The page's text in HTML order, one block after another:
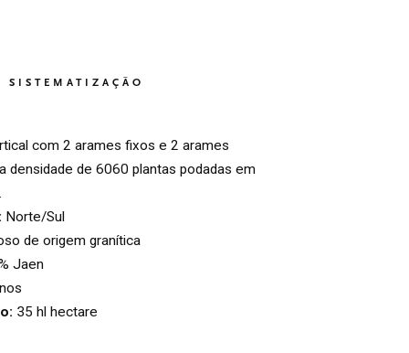
SISTEMATIZAÇÃO
com 2 arames fixos e 2 arames
densidade de 6060 plantas podadas em
Norte/Sul
de origem granítica
Jaen
35 hl hectare